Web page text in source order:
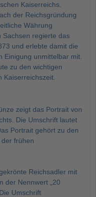
Kaiserreichs.
der Reichsgründung
Währung
Sachsen regierte das
und erlebte damit die
Einigung unmittelbar mit.
zu den wichtigen
zeigt das Portrait von
Die Umschrift lautet
Portrait gehört zu den
frühen
Reichsadler mit
der Nennwert „20
Umschrift